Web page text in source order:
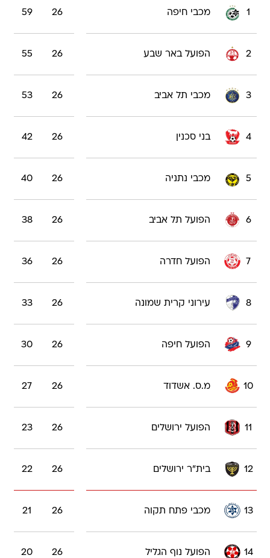
1 מכבי חיפה 26
59
2 הפועל באר שבע 26
55
3 מכבי תל אביב 26
53
4 בני סכנין 26
42
5 מכבי נתניה 26
40
6 הפועל תל אביב 26
38
7 הפועל חדרה 26
36
8 עירוני קרית שמונה 26
33
9 הפועל חיפה 26
30
10 מ.ס. אשדוד 26
27
11 הפועל ירושלים 26
23
12 בית"ר ירושלים 26
22
13 מכבי פתח תקוה 26
21
14 הפועל נוף הגליל 26
20